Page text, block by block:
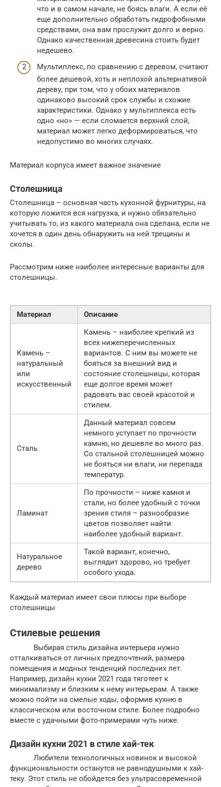
что и в самом начале, не боясь влаги. А если её
еще дополнительно обработать гидрофобными
средствами, она вам прослужит долго и верно.
Однако качественная древесина стоить будет
недешево.
Мультиплекс, по сравнению с деревом, считают
более дешевой, хоть и неплохой альтернативой
дереву, при том, что у обоих материалов
одинаково высокий срок службы и схожие
характеристики. Однако у мультиплекса есть
одно «но» — если сломается верхний слой,
материал может легко деформироваться, что
недопустимо во многих случаях.
Материал корпуса имеет важное значение
Столешница
Столешница – основная часть кухонной фурнитуры, на
которую ложится вся нагрузка, и нужно обязательно
учитывать то, из какого материала она сделана, если не
хочется в один день обнаружить на ней трещины и
сколы.
Рассмотрим ниже наиболее интересные варианты для
столешницы.
Материал Описание
Камень –
натуральный
или
искусственный
Камень – наиболее крепкий из
всех нижеперечисленных
вариантов. С ним вы можете не
бояться за внешний вид и
состояние столешницы, которая
еще долгое время может
радовать вас своей красотой и
стилем.
Сталь
Данный материал совсем
немного уступает по прочности
камню, но дешевле во много раз.
Со стальной столешницей можно
не бояться ни влаги, ни перепада
температур.
Ламинат
По прочности – ниже камня и
стали, но более удобный с точки
зрения стиля – разнообразие
цветов позволяет найти
наиболее удобный вариант.
Натуральное
дерево
Такой вариант, конечно,
выглядит здорово, но требует
особого ухода.
Каждый материал имеет свои плюсы при выборе
столешницы
Стилевые решения
Выбирая стиль дизайна интерьера нужно
отталкиваться от личных предпочтений, размера
помещения и модных тенденций последних лет.
Например, дизайн кухни 2021 года тяготеет к
минимализму и близким к нему интерьерам. А также
можно пойти на смелые ходы, оформив кухню в
классическом или восточном стиле. Более подробно
вместе с удачными фото-примерами чуть ниже.
Дизайн кухни 2021 в стиле хай-тек
Любители технологичных новинок и высокой
функциональности останутся не равнодушными к хай-
теку. Этот стиль не обойдется без ультрасовременной